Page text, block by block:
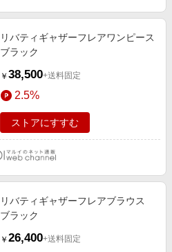
リバティギャザーフレアワンピース
ブラック
￥ 38,500+送料固定
2.5%
ストアにすすむ
リバティギャザーフレアブラウス
ブラック
￥ 26,400+送料固定